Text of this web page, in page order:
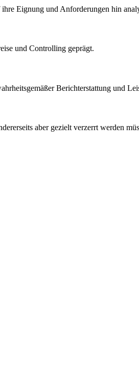
Eignung und Anforderungen hin
und Controlling geprägt.
Berichterstattung und
aber gezielt verzerrt werden